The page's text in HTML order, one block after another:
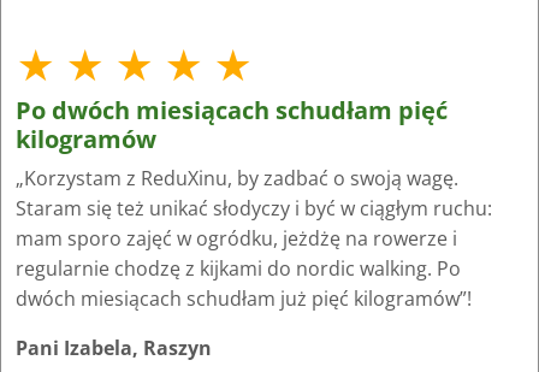
★ ★ ★ ★ ★
Po dwóch miesiącach schudłam pięć
kilogramów
„Korzystam z ReduXinu, by zadbać o swoją wagę.
Staram się też unikać słodyczy i być w ciągłym ruchu:
mam sporo zajęć w ogródku, jeżdżę na rowerze i
regularnie chodzę z kijkami do nordic walking. Po
dwóch miesiącach schudłam już pięć kilogramów”!
Pani Izabela, Raszyn